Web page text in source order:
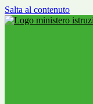
Salta al contenuto